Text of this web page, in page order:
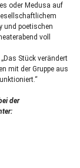
oder Medusa auf
und poetischen
voll
Stück verändert
mit der Gruppe aus
der